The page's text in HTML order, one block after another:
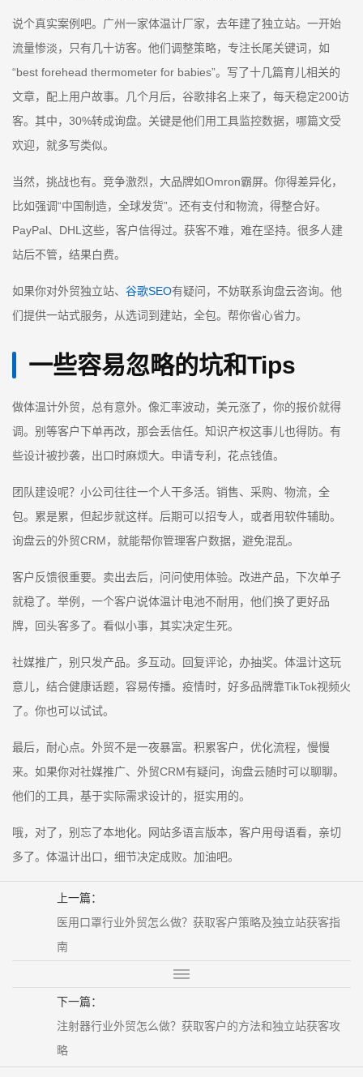
说个真实案例吧。广州一家体温计厂家，去年建了独立站。一开始
流量惨淡，只有几十访客。他们调整策略，专注长尾关键词，如
“best forehead thermometer for babies”。写了十几篇育儿相关的
文章，配上用户故事。几个月后，谷歌排名上来了，每天稳定200访
客。其中，30%转成询盘。关键是他们用工具监控数据，哪篇文受
欢迎，就多写类似。
当然，挑战也有。竞争激烈，大品牌如Omron霸屏。你得差异化，
比如强调“中国制造，全球发货”。还有支付和物流，得整合好。
PayPal、DHL这些，客户信得过。获客不难，难在坚持。很多人建
站后不管，结果白费。
如果你对外贸独立站、 谷歌SEO有疑问，不妨联系询盘云咨询。他
们提供一站式服务，从选词到建站，全包。帮你省心省力。
一些容易忽略的坑和Tips
做体温计外贸，总有意外。像汇率波动，美元涨了，你的报价就得
调。别等客户下单再改，那会丢信任。知识产权这事儿也得防。有
些设计被抄袭，出口时麻烦大。申请专利，花点钱值。
团队建设呢？小公司往往一个人干多活。销售、采购、物流，全
包。累是累，但起步就这样。后期可以招专人，或者用软件辅助。
询盘云的外贸CRM，就能帮你管理客户数据，避免混乱。
客户反馈很重要。卖出去后，问问使用体验。改进产品，下次单子
就稳了。举例，一个客户说体温计电池不耐用，他们换了更好品
牌，回头客多了。看似小事，其实决定生死。
社媒推广，别只发产品。多互动。回复评论，办抽奖。体温计这玩
意儿，结合健康话题，容易传播。疫情时，好多品牌靠TikTok视频火
了。你也可以试试。
最后，耐心点。外贸不是一夜暴富。积累客户，优化流程，慢慢
来。如果你对社媒推广、外贸CRM有疑问，询盘云随时可以聊聊。
他们的工具，基于实际需求设计的，挺实用的。
哦，对了，别忘了本地化。网站多语言版本，客户用母语看，亲切
多了。体温计出口，细节决定成败。加油吧。
上一篇：
医用口罩行业外贸怎么做？获取客户策略及独立站获客指
南
下一篇：
注射器行业外贸怎么做？获取客户的方法和独立站获客攻
略